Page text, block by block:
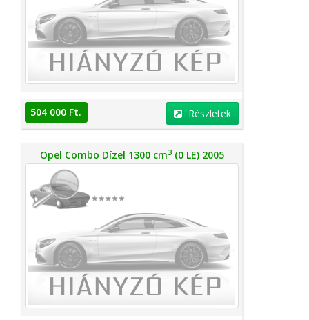
504 000 Ft. Részletek
Opel Combo Dízel 1300 cm3(0 LE) 2005